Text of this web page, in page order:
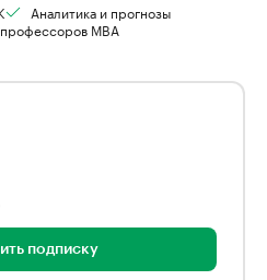
Аналитика и прогнозы
MBA
подписку